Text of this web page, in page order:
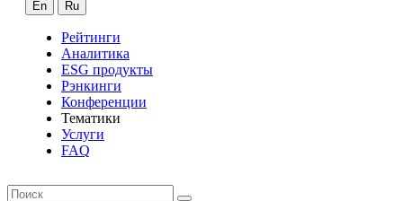
En Ru
Рейтинги
Аналитика
ESG продукты
Рэнкинги
Конференции
Тематики
Услуги
FAQ